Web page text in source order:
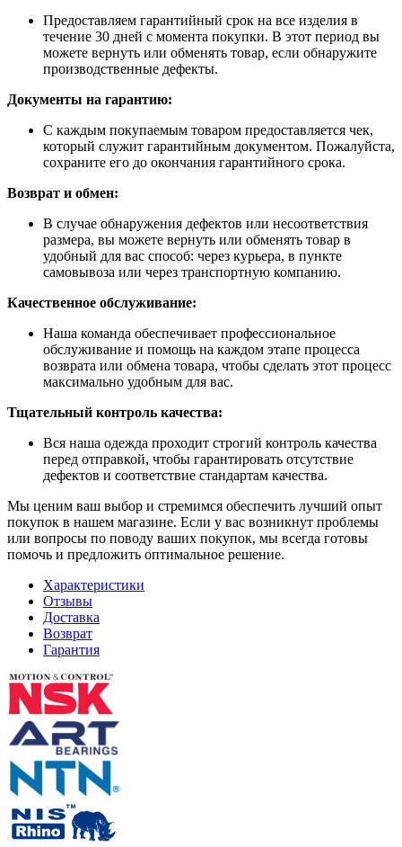
Предоставляем гарантийный срок на все изделия в
течение 30 дней с момента покупки. В этот период вы
можете вернуть или обменять товар, если обнаружите
производственные дефекты.
Документы на гарантию:
С каждым покупаемым товаром предоставляется чек,
который служит гарантийным документом. Пожалуйста,
сохраните его до окончания гарантийного срока.
Возврат и обмен:
В случае обнаружения дефектов или несоответствия
размера, вы можете вернуть или обменять товар в
удобный для вас способ: через курьера, в пункте
самовывоза или через транспортную компанию.
Качественное обслуживание:
Наша команда обеспечивает профессиональное
обслуживание и помощь на каждом этапе процесса
возврата или обмена товара, чтобы сделать этот процесс
максимально удобным для вас.
Тщательный контроль качества:
Вся наша одежда проходит строгий контроль качества
перед отправкой, чтобы гарантировать отсутствие
дефектов и соответствие стандартам качества.
Мы ценим ваш выбор и стремимся обеспечить лучший опыт
покупок в нашем магазине. Если у вас возникнут проблемы
или вопросы по поводу ваших покупок, мы всегда готовы
помочь и предложить оптимальное решение.
Характеристики
Отзывы
Доставка
Возврат
Гарантия